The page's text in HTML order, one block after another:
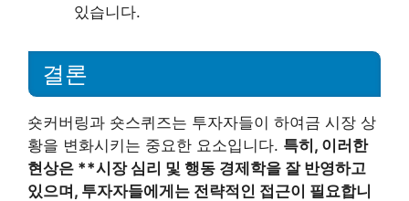
있습니다.
결론
숏커버링과 숏스퀴즈는 투자자들이 하여금 시장 상
황을 변화시키는 중요한 요소입니다. 특히, 이러한
현상은 **시장 심리 및 행동 경제학을 잘 반영하고
있으며, 투자자들에게는 전략적인 접근이 필요합니